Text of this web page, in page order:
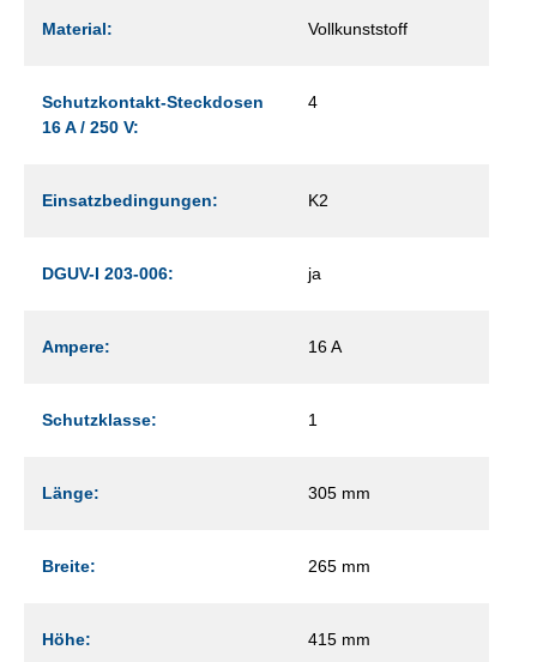
Material: Vollkunststoff
Schutzkontakt-Steckdosen
16 A / 250 V:
4
Einsatzbedingungen: K2
DGUV-I 203-006: ja
Ampere: 16 A
Schutzklasse: 1
Länge: 305 mm
Breite: 265 mm
Höhe: 415 mm